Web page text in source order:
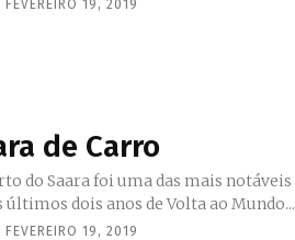
FEVEREIRO 19, 2019
de Carro
do Saara foi uma das mais notáveis
dois anos de Volta ao Mundo...
FEVEREIRO 19, 2019